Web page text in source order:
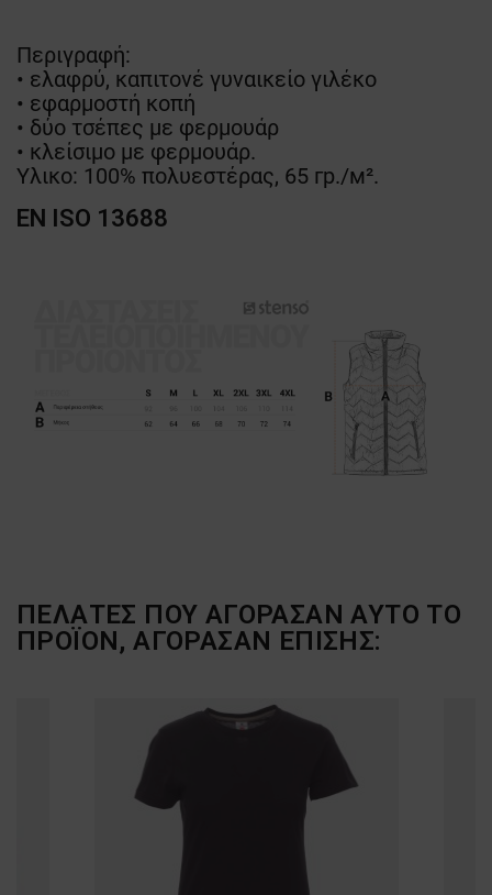
Περιγραφή:
• ελαφρύ, καπιτονέ γυναικείο γιλέκο
• εφαρμοστή κοπή
• δύο τσέπες με φερμουάρ
• κλείσιμο με φερμουάρ.
Υλικο: 100% πολυεστέρας, 65 гр./м².
EN ISO 13688
ΠΕΛΆΤΕΣ ΠΟΥ ΑΓΌΡΑΣΑΝ ΑΥΤΌ ΤΟ
ΠΡΟΪΌΝ, ΑΓΌΡΑΣΑΝ ΕΠΊΣΗΣ: